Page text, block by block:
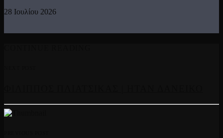
28 Ιουλίου 2026